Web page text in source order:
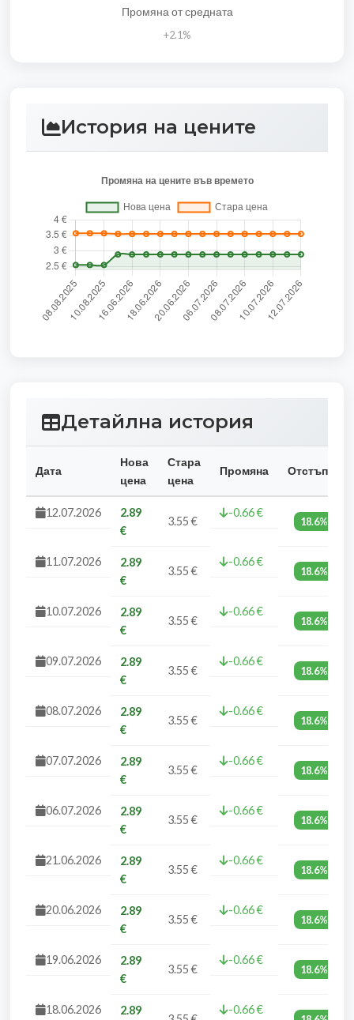
Промяна от средната
+2.1%
История на цените
Детайлна история
Дата
Нова
цена
Стара
цена
Промяна Отстъпка
12.07.2026
2.89
€
3.55 €
-0.66 €
18.6%
11.07.2026
2.89
€
3.55 €
-0.66 €
18.6%
10.07.2026
2.89
€
3.55 €
-0.66 €
18.6%
09.07.2026
2.89
€
3.55 €
-0.66 €
18.6%
08.07.2026
2.89
€
3.55 €
-0.66 €
18.6%
07.07.2026
2.89
€
3.55 €
-0.66 €
18.6%
06.07.2026
2.89
€
3.55 €
-0.66 €
18.6%
21.06.2026
2.89
€
3.55 €
-0.66 €
18.6%
20.06.2026
2.89
€
3.55 €
-0.66 €
18.6%
19.06.2026
2.89
€
3.55 €
-0.66 €
18.6%
18.06.2026 2.89 -0.66 €